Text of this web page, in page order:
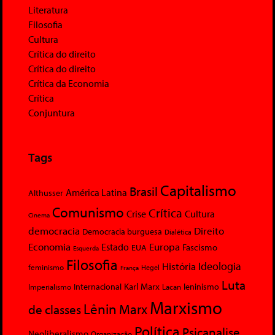
Literatura
Filosofia
Cultura
Crítica do direito
Crítica do direito
Crítica da Economia
Crítica
Conjuntura
Tags
Althusser América Latina Brasil Capitalismo
Cinema Comunismo Crise Crítica Cultura
democracia Democracia burguesa Dialética Direito
Economia Esquerda Estado EUA Europa Fascismo
feminismo Filosofia França Hegel História Ideologia
Imperialismo Internacional Karl Marx Lacan leninismo Luta
de classesLênin MarxMarxismo
Política Psicanalise